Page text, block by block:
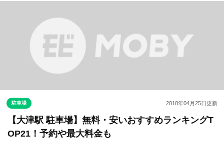
駐車場 2018年04月25日更新
【大津駅 駐車場】無料・安いおすすめランキングT
OP21！予約や最大料金も